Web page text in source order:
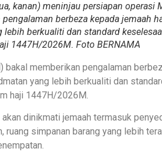
kanan) meninjau persiapan operasi
berbeza kepada jemaah
lebih berkualiti dan standard
1447H/2026M. Foto BERNAMA
bakal memberikan pengalaman
yang lebih berkualiti dan
haji 1447H/2026M.
dinikmati jemaah termasuk
simpanan barang yang lebih